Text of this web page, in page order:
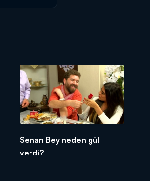
Senan Bey neden gül
verdi?